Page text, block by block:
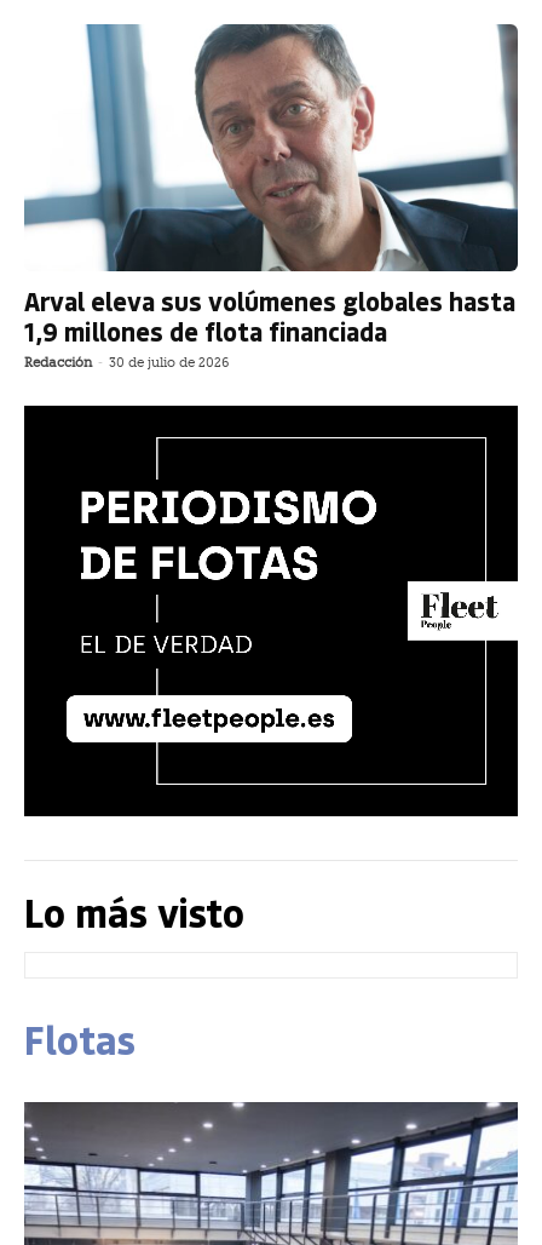
Arval eleva sus volúmenes globales hasta
1,9 millones de flota financiada
Redacción - 30 de julio de 2026
Lo más visto
Flotas